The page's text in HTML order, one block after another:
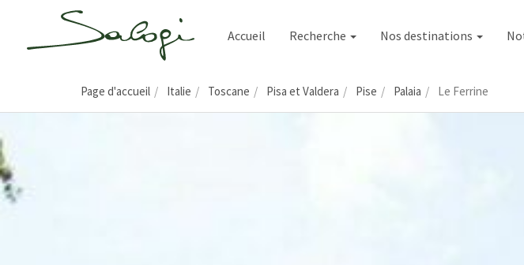
Accueil Recherche Nos destinations
Page d'accueil Italie Toscane Pisa et Valdera Pise Palaia Le Ferrine